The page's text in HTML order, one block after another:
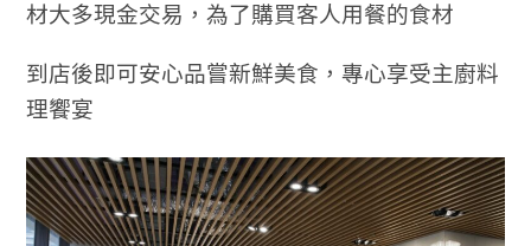
材大多現金交易，為了購買客人用餐的食材
到店後即可安心品嘗新鮮美食，專心享受主廚料
理饗宴